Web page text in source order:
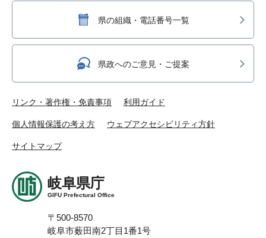
県の組織・電話番号一覧
県政へのご意見・ご提案
リンク・著作権・免責事項 利用ガイド
個人情報保護の考え方 ウェブアクセシビリティ方針
サイトマップ
岐阜県庁
GIFU Prefectural Office
〒500-8570
岐阜市薮田南2丁目1番1号